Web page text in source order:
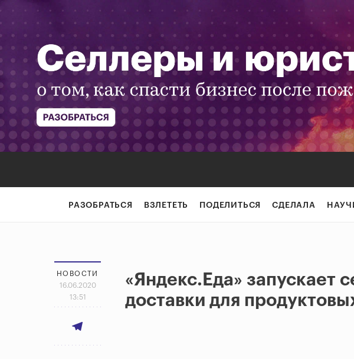
РАЗОБРАТЬСЯ ВЗЛЕТЕТЬ ПОДЕЛИТЬСЯ СДЕЛАЛА
НОВОСТИ
16.06.2020
13:51
«Яндекс.Еда» запускает
доставки для